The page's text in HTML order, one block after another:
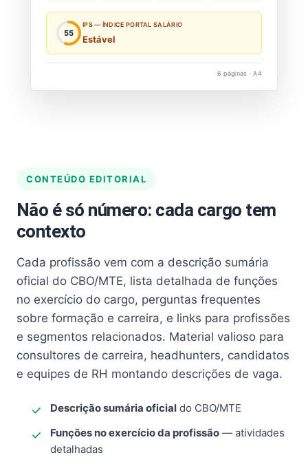
55
IPS — ÍNDICE PORTAL SALÁRIO
Estável
6 páginas · A4
CONTEÚDO EDITORIAL
Não é só número: cada cargo tem
contexto
Cada profissão vem com a descrição sumária
oficial do CBO/MTE, lista detalhada de funções
no exercício do cargo, perguntas frequentes
sobre formação e carreira, e links para profissões
e segmentos relacionados. Material valioso para
consultores de carreira, headhunters, candidatos
e equipes de RH montando descrições de vaga.
Descrição sumária oficial do CBO/MTE
Funções no exercício da profissão — atividades
detalhadas